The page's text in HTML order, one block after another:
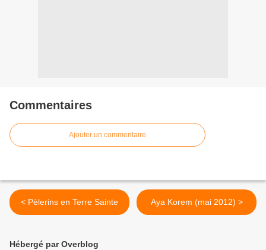
Commentaires
Ajouter un commentaire
< Pèlerins en Terre Sainte Aya Korem (mai 2012) >
Hébergé par Overblog